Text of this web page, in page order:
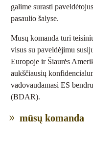
galime surasti
pasaulio šalyse.
Mūsų komanda turi
visus su paveldėjimu
Europoje ir Šiaurės
aukščiausių
vadovaudamasi ES
(BDAR).
mūsų komanda